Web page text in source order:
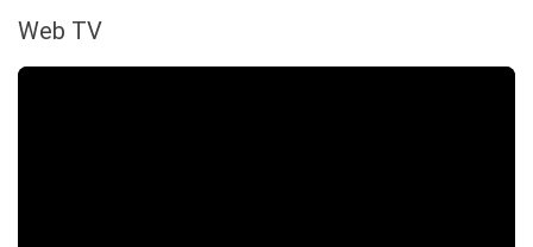
Web TV